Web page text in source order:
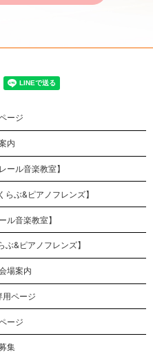
ージ
内
ール音楽教室】
らぶ&ピアノフレンズ】
ル音楽教室】
ぶ&ピアノフレンズ】
場案内
用ページ
ージ
集